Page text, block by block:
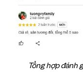
Tổng hợp đánh